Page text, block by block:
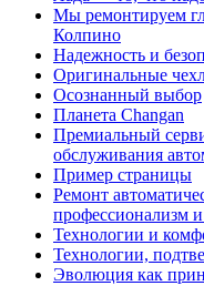
Мы ремонтируем
Колпино
Надежность и
Оригинальные
Осознанный выбор
Планета Changan
Премиальный
обслуживания
Пример страницы
Ремонт
профессионализм
Технологии и
Технологии,
Эволюция как